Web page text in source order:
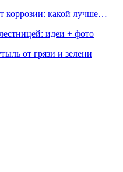
коррозии: какой лучше…
идеи + фото
от грязи и зелени